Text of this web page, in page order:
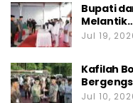
Bupati
Jul 19,
Kafilah
Jul 10,